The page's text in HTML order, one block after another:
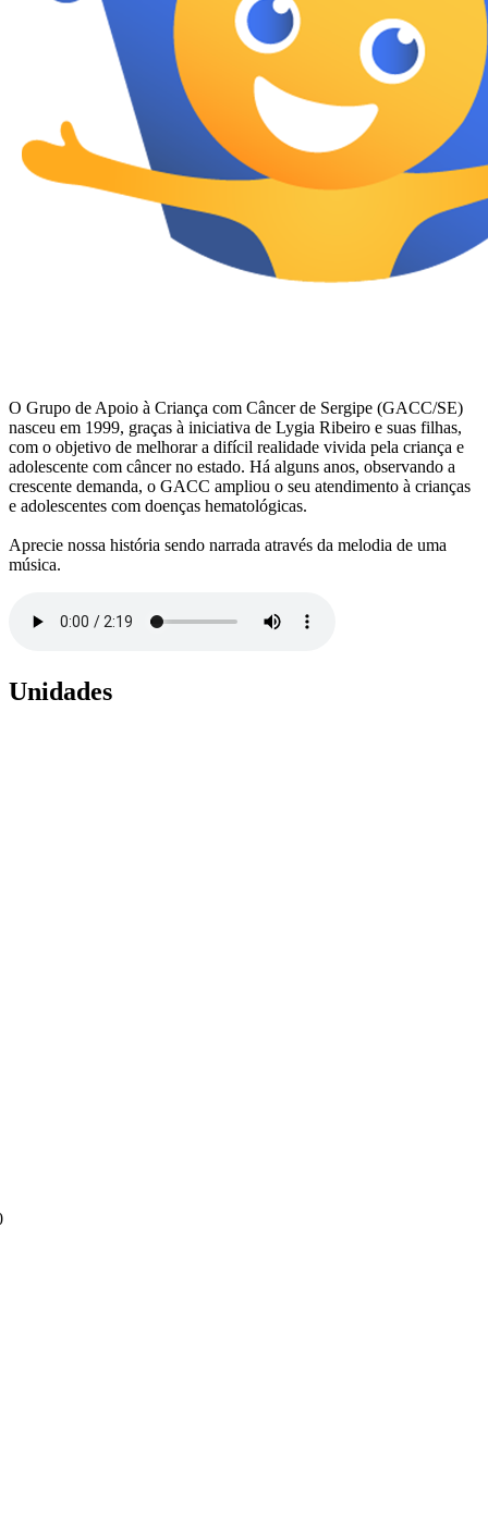
O Grupo de Apoio à Criança com Câncer de Sergipe (GACC/SE)
nasceu em 1999, graças à iniciativa de Lygia Ribeiro e suas filhas,
com o objetivo de melhorar a difícil realidade vivida pela criança e
adolescente com câncer no estado. Há alguns anos, observando a
crescente demanda, o GACC ampliou o seu atendimento à crianças
e adolescentes com doenças hematológicas.
Aprecie nossa história sendo narrada através da melodia de uma
música.
Unidades